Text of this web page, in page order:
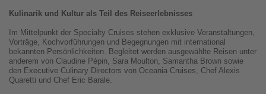
Kulinarik und Kultur als Teil des Reiseerlebnisses
Im Mittelpunkt der Specialty Cruises stehen exklusive Veranstaltungen,
Vorträge, Kochvorführungen und Begegnungen mit international
bekannten Persönlichkeiten. Begleitet werden ausgewählte Reisen unter
anderem von Claudine Pépin, Sara Moulton, Samantha Brown sowie
den Executive Culinary Directors von Oceania Cruises, Chef Alexis
Quaretti und Chef Eric Barale.